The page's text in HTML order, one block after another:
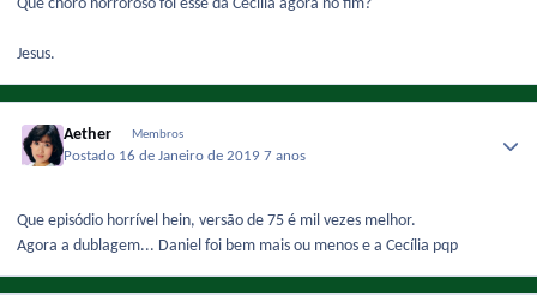
Que choro horroroso foi esse da Cecília agora no fim?
Jesus.
Aether Membros
Postado 16 de Janeiro de 2019 7 anos
Que episódio horrível hein, versão de 75 é mil vezes melhor.
Agora a dublagem... Daniel foi bem mais ou menos e a Cecília pqp